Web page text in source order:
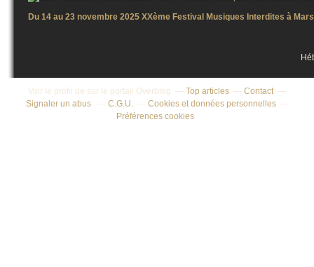
Du 14 au 23 novembre 2025 XXème Festival Musiques Interdites à
Voir le profil de sur le portail Overblog Top articles
Contact
Signaler un abus
C.G.U.
Cookies et données personnelles
Préférences cookies